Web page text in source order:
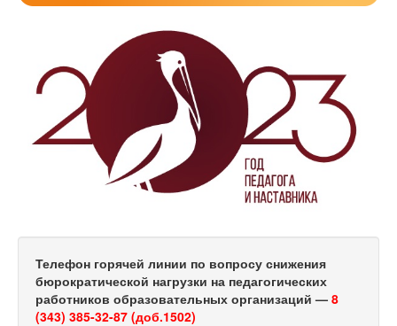
Телефон горячей линии по вопросу снижения
бюрократической нагрузки на педагогических
работников образовательных организаций — 8
(343) 385-32-87 (доб.1502)